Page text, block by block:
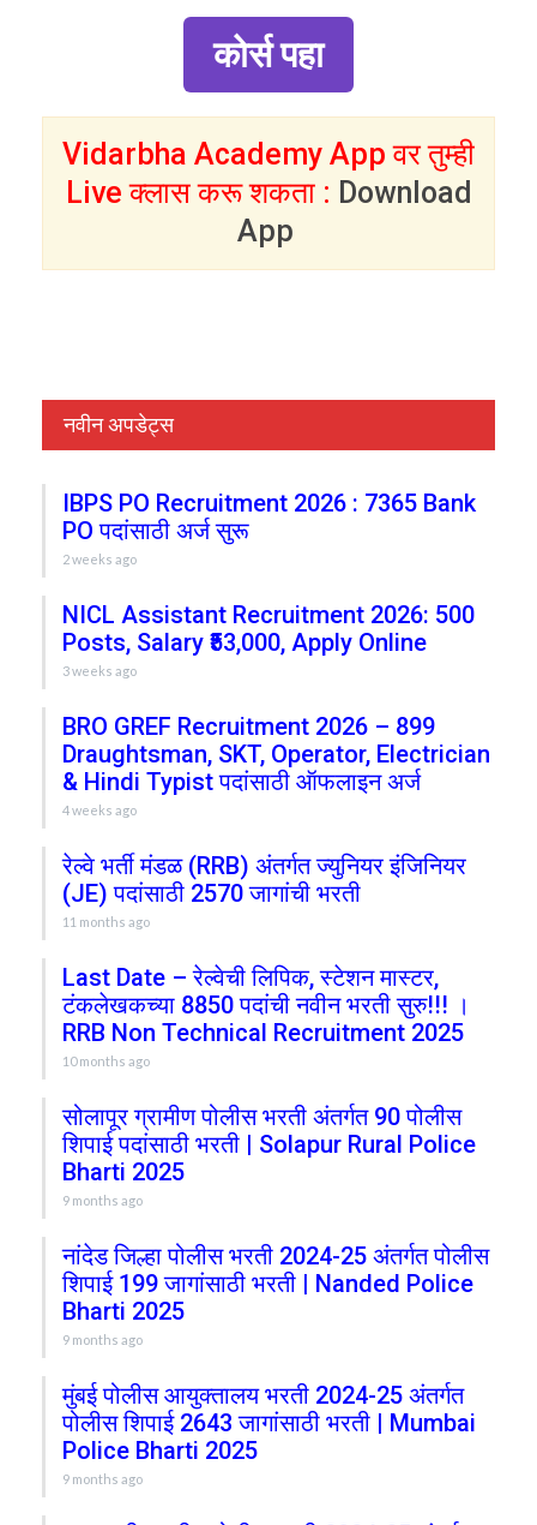
कोर्स पहा
Vidarbha Academy App वर तुम्ही
Live क्लास करू शकता : Download
App
नवीन अपडेट्स
IBPS PO Recruitment 2026 : 7365 Bank
PO पदांसाठी अर्ज सुरू
2 weeks ago
NICL Assistant Recruitment 2026: 500
Posts, Salary ₹53,000, Apply Online
3 weeks ago
BRO GREF Recruitment 2026 – 899
Draughtsman, SKT, Operator, Electrician
& Hindi Typist पदांसाठी ऑफलाइन अर्ज
4 weeks ago
रेल्वे भर्ती मंडळ (RRB) अंतर्गत ज्युनियर इंजिनियर
(JE) पदांसाठी 2570 जागांची भरती
11 months ago
Last Date – रेल्वेची लिपिक, स्टेशन मास्टर,
टंकलेखकच्या 8850 पदांची नवीन भरती सुरु!!! ।
RRB Non Technical Recruitment 2025
10 months ago
सोलापूर ग्रामीण पोलीस भरती अंतर्गत 90 पोलीस
शिपाई पदांसाठी भरती | Solapur Rural Police
Bharti 2025
9 months ago
नांदेड जिल्हा पोलीस भरती 2024-25 अंतर्गत पोलीस
शिपाई 199 जागांसाठी भरती | Nanded Police
Bharti 2025
9 months ago
मुंबई पोलीस आयुक्तालय भरती 2024-25 अंतर्गत
पोलीस शिपाई 2643 जागांसाठी भरती | Mumbai
Police Bharti 2025
9 months ago